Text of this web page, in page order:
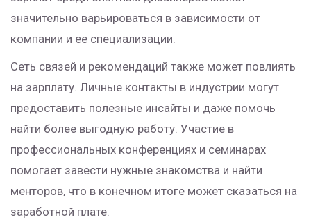
значительно варьироваться в зависимости от
компании и ее специализации.
Сеть связей и рекомендаций также может повлиять
на зарплату. Личные контакты в индустрии могут
предоставить полезные инсайты и даже помочь
найти более выгодную работу. Участие в
профессиональных конференциях и семинарах
помогает завести нужные знакомства и найти
менторов, что в конечном итоге может сказаться на
заработной плате.